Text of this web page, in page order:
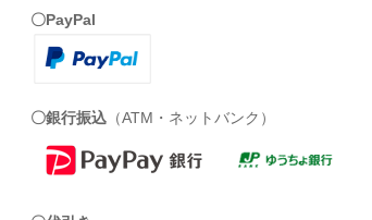
〇PayPal
〇銀行振込 （ATM・ネットバンク）